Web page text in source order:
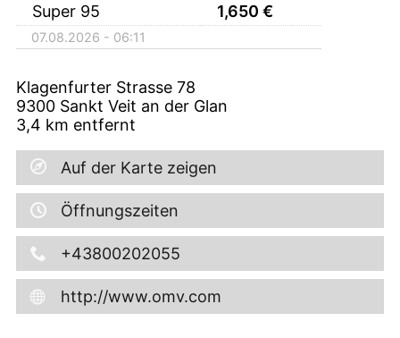
Super 95 1,650 €
07.08.2026 - 06:11
Klagenfurter Strasse 78
9300 Sankt Veit an der Glan
3,4 km entfernt
Auf der Karte zeigen
Öffnungszeiten
+43800202055
http://www.omv.com